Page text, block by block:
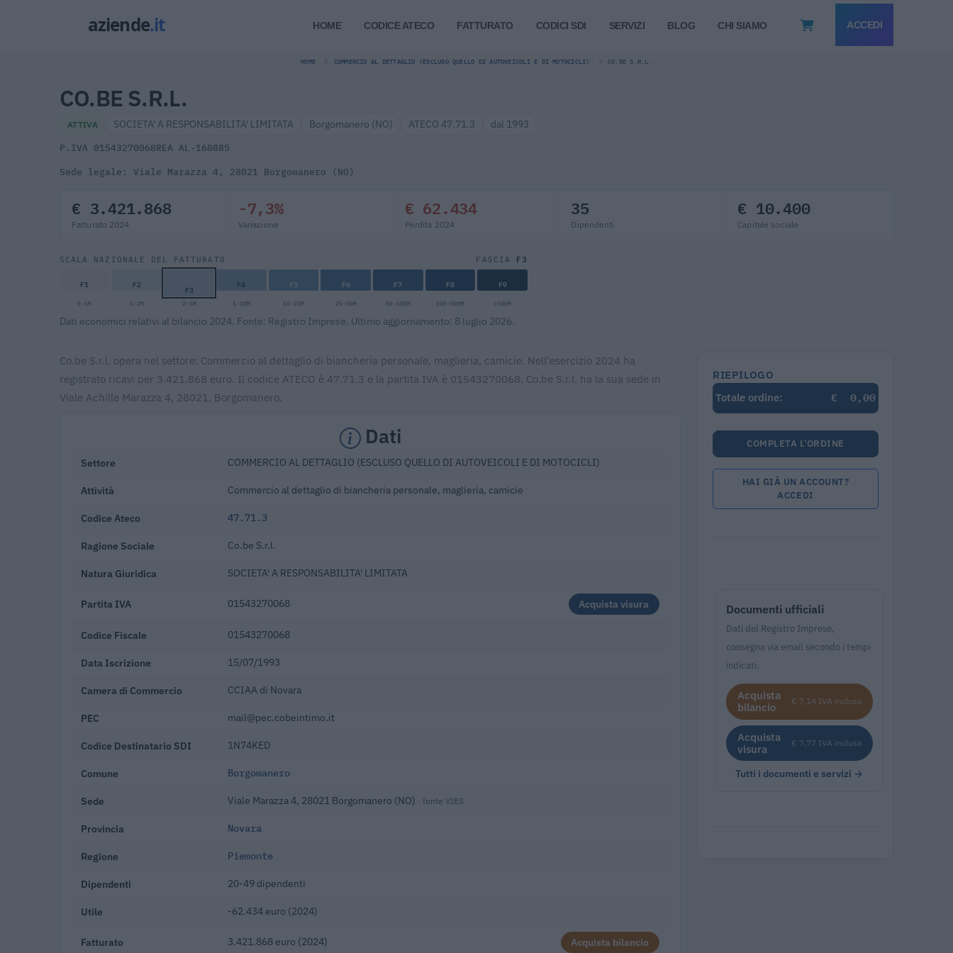
HOME CODICE ATECO FATTURATO CODICI SDI SERVIZI BLOG CHI SIAMO ACCEDI
HOME COMMERCIO AL DETTAGLIO (ESCLUSO QUELLO DI AUTOVEICOLI E DI MOTOCICLI) CO.BE S.R.L.
CO.BE S.R.L.
ATTIVA SOCIETA' A RESPONSABILITA' LIMITATA Borgomanero (NO) ATECO 47.71.3 dal 1993
P.IVA 01543270068REA AL-168885
Sede legale: Viale Marazza 4, 28021 Borgomanero (NO)
€ 3.421.868
Fatturato 2024
-7,3%
Variazione
€ 62.434
Perdita 2024
35
Dipendenti
€ 10.400
Capitale sociale
SCALA NAZIONALE DEL FATTURATO FASCIA F3
F1 F2 F3 F4 F5 F6 F7 F8 F9
0-1M 1-2M 2-5M 5-10M 10-25M 25-50M 50-100M 100-500M >500M
Dati economici relativi al bilancio 2024. Fonte: Registro Imprese. Ultimo aggiornamento: 8 luglio 2026.
Co.be S.r.l. opera nel settore: Commercio al dettaglio di biancheria personale, maglieria, camicie. Nell'esercizio 2024 ha
registrato ricavi per 3.421.868 euro. Il codice ATECO è 47.71.3 e la partita IVA è 01543270068. Co.be S.r.l. ha la sua sede in
Viale Achille Marazza 4, 28021, Borgomanero.
Dati
Settore COMMERCIO AL DETTAGLIO (ESCLUSO QUELLO DI AUTOVEICOLI E DI MOTOCICLI)
Attività Commercio al dettaglio di biancheria personale, maglieria, camicie
Codice Ateco 47.71.3
Ragione Sociale Co.be S.r.l.
Natura Giuridica SOCIETA' A RESPONSABILITA' LIMITATA
Partita IVA 01543270068 Acquista visura
Codice Fiscale 01543270068
Data Iscrizione 15/07/1993
Camera di Commercio CCIAA di Novara
PEC mail@pec.cobeintimo.it
Codice Destinatario SDI 1N74KED
Comune Borgomanero
Sede Viale Marazza 4, 28021 Borgomanero (NO) · fonte VIES
Provincia Novara
Regione Piemonte
Dipendenti 20-49 dipendenti
Utile -62.434 euro (2024)
Fatturato 3.421.868 euro (2024) Acquista bilancio
RIEPILOGO
Totale ordine:
€ 0,00
COMPLETA L'ORDINE
HAI GIÀ UN ACCOUNT?
ACCEDI
Documenti ufficiali
Dati del Registro Imprese,
consegna via email secondo i tempi
indicati.
Acquista
bilancio
€ 7,14 IVA inclusa
Acquista
visura
€ 7,77 IVA inclusa
Tutti i documenti e servizi →